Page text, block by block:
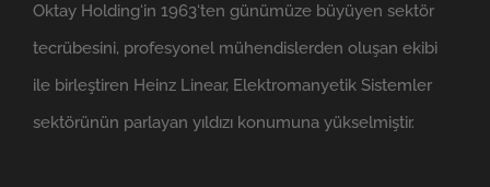
Oktay Holding‘in 1963‘ten günümüze büyüyen sektör
tecrübesini, profesyonel mühendislerden oluşan ekibi
ile birleştiren Heinz Linear, Elektromanyetik Sistemler
sektörünün parlayan yıldızı konumuna yükselmiştir.